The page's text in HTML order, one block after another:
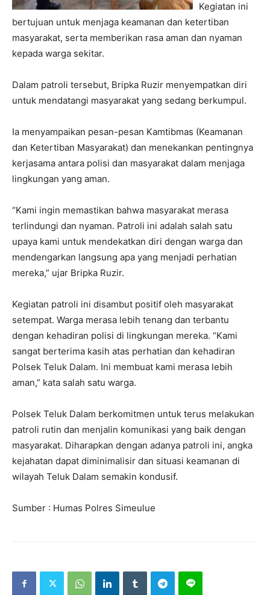
Kegiatan ini
bertujuan untuk menjaga keamanan dan ketertiban
masyarakat, serta memberikan rasa aman dan nyaman
kepada warga sekitar.
Dalam patroli tersebut, Bripka Ruzir menyempatkan diri
untuk mendatangi masyarakat yang sedang berkumpul.
Ia menyampaikan pesan-pesan Kamtibmas (Keamanan
dan Ketertiban Masyarakat) dan menekankan pentingnya
kerjasama antara polisi dan masyarakat dalam menjaga
lingkungan yang aman.
“Kami ingin memastikan bahwa masyarakat merasa
terlindungi dan nyaman. Patroli ini adalah salah satu
upaya kami untuk mendekatkan diri dengan warga dan
mendengarkan langsung apa yang menjadi perhatian
mereka,” ujar Bripka Ruzir.
Kegiatan patroli ini disambut positif oleh masyarakat
setempat. Warga merasa lebih tenang dan terbantu
dengan kehadiran polisi di lingkungan mereka. “Kami
sangat berterima kasih atas perhatian dan kehadiran
Polsek Teluk Dalam. Ini membuat kami merasa lebih
aman,” kata salah satu warga.
Polsek Teluk Dalam berkomitmen untuk terus melakukan
patroli rutin dan menjalin komunikasi yang baik dengan
masyarakat. Diharapkan dengan adanya patroli ini, angka
kejahatan dapat diminimalisir dan situasi keamanan di
wilayah Teluk Dalam semakin kondusif.
Sumber : Humas Polres Simeulue